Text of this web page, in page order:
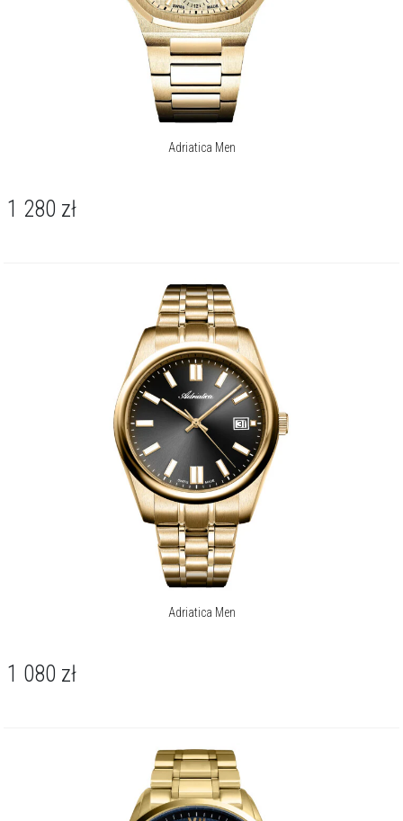
Adriatica Men
1 280 zł
Adriatica Men
1 080 zł